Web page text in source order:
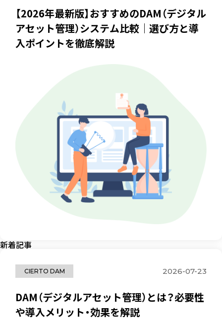
【2026年最新版】おすすめのDAM（デジタル
アセット管理）システム比較｜選び方と導
入ポイントを徹底解説
新着記事
CIERTO DAM 2026-07-23
DAM（デジタルアセット管理）とは？必要性
や導入メリット・効果を解説